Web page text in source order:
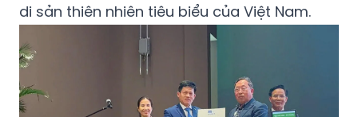
di sản thiên nhiên tiêu biểu của Việt Nam.